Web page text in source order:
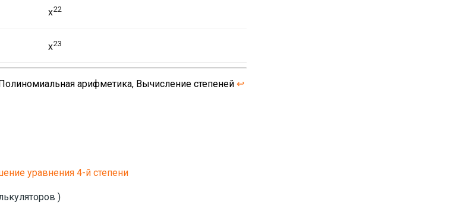
x22
x23
арифметика, Вычисление степеней ↩
уравнения 4-й степени
)